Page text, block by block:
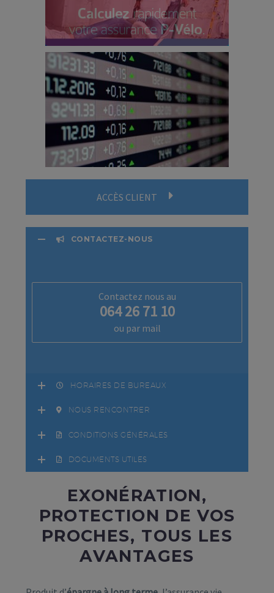
ACCÈS CLIENT
CONTACTEZ-NOUS
Contactez nous au
064 26 71 10
ou par mail
HORAIRES DE BUREAUX
NOUS RENCONTRER
CONDITIONS GÉNÉRALES
DOCUMENTS UTILES
EXONÉRATION,
PROTECTION DE VOS
PROCHES, TOUS LES
AVANTAGES